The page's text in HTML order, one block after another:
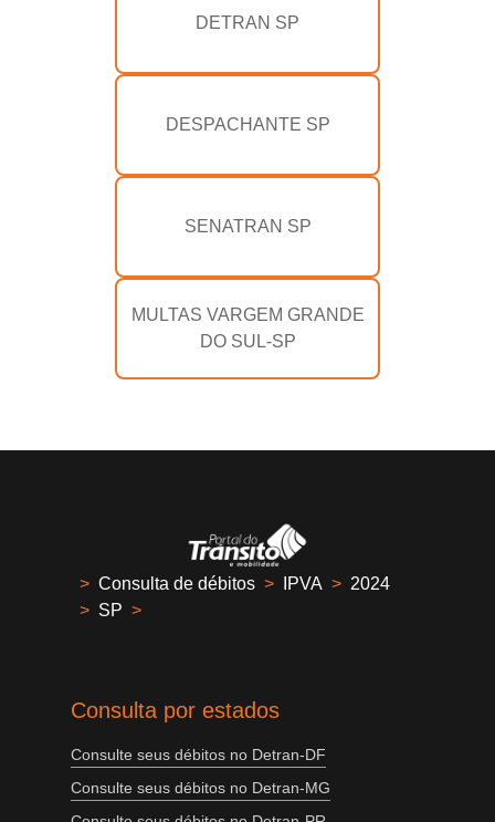
DETRAN SP
DESPACHANTE SP
SENATRAN SP
MULTAS VARGEM GRANDE
DO SUL-SP
> Consulta de débitos > IPVA > 2024
> SP >
Consulta por estados
Consulte seus débitos no Detran-DF
Consulte seus débitos no Detran-MG